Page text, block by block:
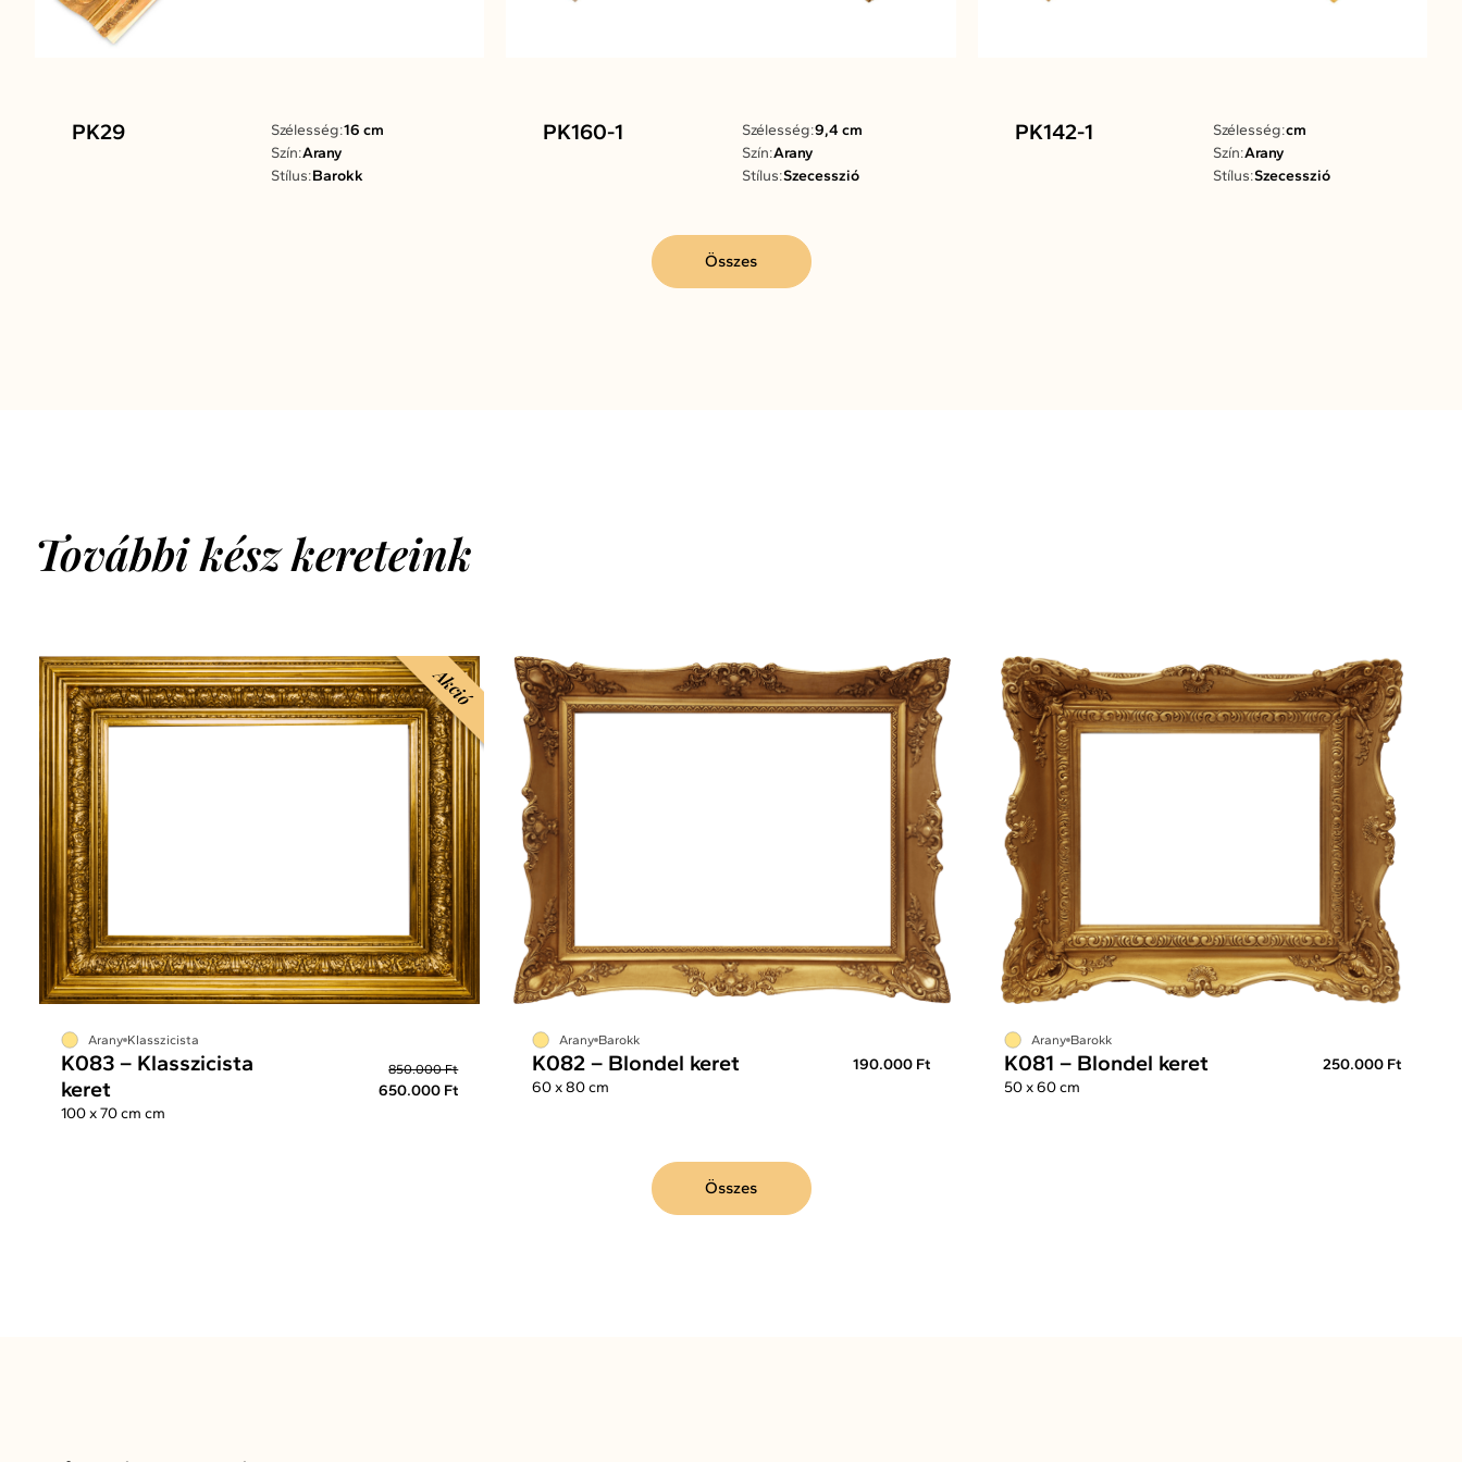
PK29 Szélesség:16 cm
Szín:Arany
Stílus:Barokk
PK160-1 Szélesség:9,4 cm
Szín:Arany
Stílus:Szecesszió
PK142-1 Szélesség:cm
Szín:Arany
Stílus:Szecesszió
Összes
További kész kereteink
Akció
Arany Klasszicista
K083 – Klasszicista
keret
850.000 Ft
650.000 Ft
100 x 70 cm cm
Arany Barokk
K082 – Blondel keret
190.000 Ft
60 x 80 cm
Arany Barokk
K081 – Blondel keret
250.000 Ft
50 x 60 cm
Összes